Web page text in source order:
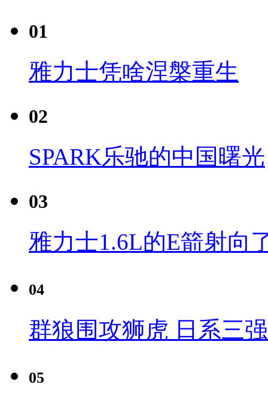
01
雅力士凭啥涅槃重生
02
SPARK乐驰的中国曙光
03
雅力士1.6L的E箭射向
04
群狼围攻狮虎 日系三
05